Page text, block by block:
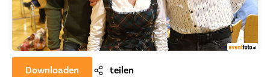
Downloaden teilen